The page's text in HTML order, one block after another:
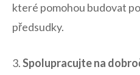
které‌ pomohou budovat
předsudky.
3.Spolupracujte na